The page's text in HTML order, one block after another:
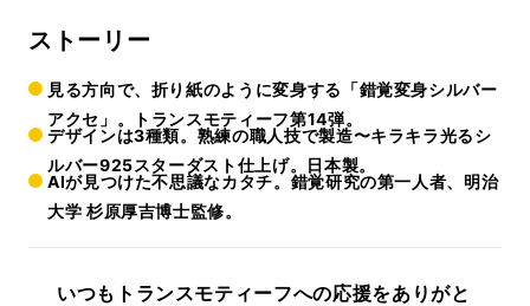
ストーリー
見る方向で、折り紙のように変身する「錯覚変身シルバー
アクセ」。トランスモティーフ第14弾。
デザインは3種類。熟練の職人技で製造〜キラキラ光るシ
ルバー925スターダスト仕上げ。日本製。
AIが見つけた不思議なカタチ。錯覚研究の第一人者、明治
大学 杉原厚吉博士監修。
いつもトランスモティーフへの応援をありがと